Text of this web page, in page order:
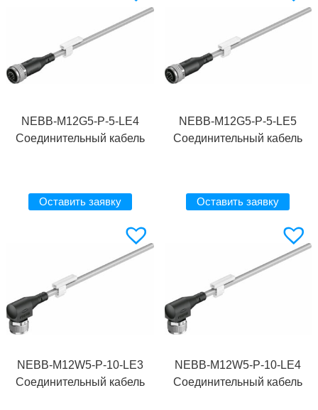
NEBB-M12G5-P-5-LE4
Соединительный кабель
Оставить заявку
NEBB-M12G5-P-5-LE5
Соединительный кабель
Оставить заявку
NEBB-M12W5-P-10-LE3
Соединительный кабель
NEBB-M12W5-P-10-LE4
Соединительный кабель